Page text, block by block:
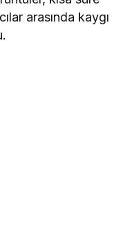
arasında kaygı